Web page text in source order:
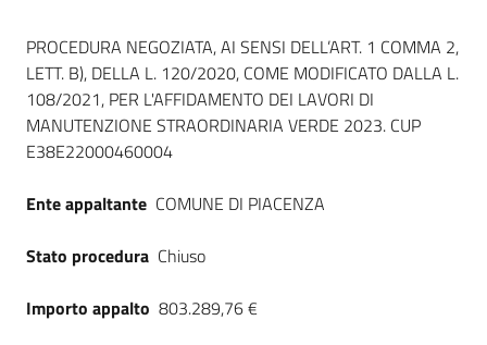
telematiche
English
site
Dati del bando
PROCEDURA NEGOZIATA, AI SENSI DELL’ART. 1 COMMA 2,
LETT. B), DELLA L. 120/2020, COME MODIFICATO DALLA L.
108/2021, PER L'AFFIDAMENTO DEI LAVORI DI
MANUTENZIONE STRAORDINARIA VERDE 2023. CUP
E38E22000460004
Ente appaltante COMUNE DI PIACENZA
Stato procedura Chiuso
Importo appalto 803.289,76 €